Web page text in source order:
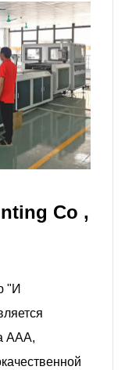
Co ,
"И
ААА,